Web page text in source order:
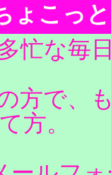
ょこっ
忙な毎
方で、
方。